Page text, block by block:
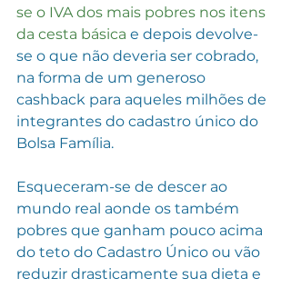
se o IVA dos mais pobres nos itens
da cesta básica e depois devolve-
se o que não deveria ser cobrado,
na forma de um generoso
cashback para aqueles milhões de
integrantes do cadastro único do
Bolsa Família.
Esqueceram-se de descer ao
mundo real aonde os também
pobres que ganham pouco acima
do teto do Cadastro Único ou vão
reduzir drasticamente sua dieta e